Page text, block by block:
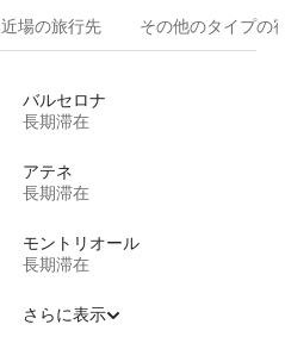
近場の旅行先 その他のタ⁠イ⁠プ⁠の
バルセロナ
長期滞在
アテネ
長期滞在
モントリオール
長期滞在
さらに表示